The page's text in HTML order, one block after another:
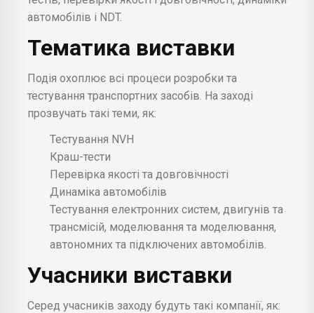
автомобілів і NDT.
Тематика виставки
Подія охоплює всі процеси розробки та
тестування транспортних засобів. На заході
прозвучать такі теми, як:
Тестування NVH
Краш-тести
Перевірка якості та довговічності
Динаміка автомобілів
Тестування електронних систем, двигунів та
трансмісій, моделювання та моделювання,
автономних та підключених автомобілів.
Учасники виставки
Серед учасників заходу будуть такі компанії, як: